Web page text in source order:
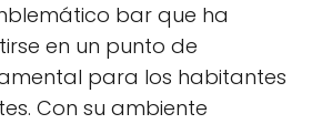
bar que ha
en un punto de
para los habitantes
Con su ambiente